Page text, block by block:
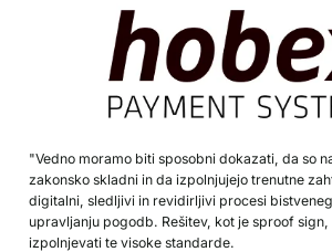
"Vedno moramo biti sposobni dokazati, da so
zakonsko skladni in da izpolnjujejo trenutne
digitalni, sledljivi in revidirljivi procesi
upravljanju pogodb. Rešitev, kot je sproof sign,
izpolnjevati te visoke standarde.